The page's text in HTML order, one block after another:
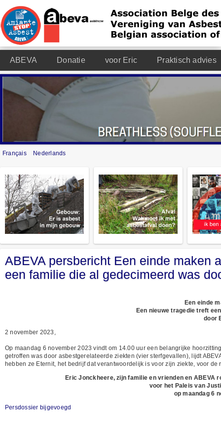
ABEVA Donatie voor Eric Praktisch advies
Français Nederlands
ABEVA persbericht Een einde maken
een familie die al gedecimeerd was
Een einde
Een nieuwe tragedie treft
door
2 november 2023,
Op maandag 6 november 2023 vindt om 14.00 uur een belangrijke
getroffen was door asbestgerelateerde ziekten (vier sterfgevallen), lijdt
hebben ze Eternit, het bedrijf dat verantwoordelijk is voor zijn ziekte, voor
Eric Jonckheere, zijn familie en vrienden en ABEVA
voor het Paleis van
op maandag 6
Persdossier bijgevoegd